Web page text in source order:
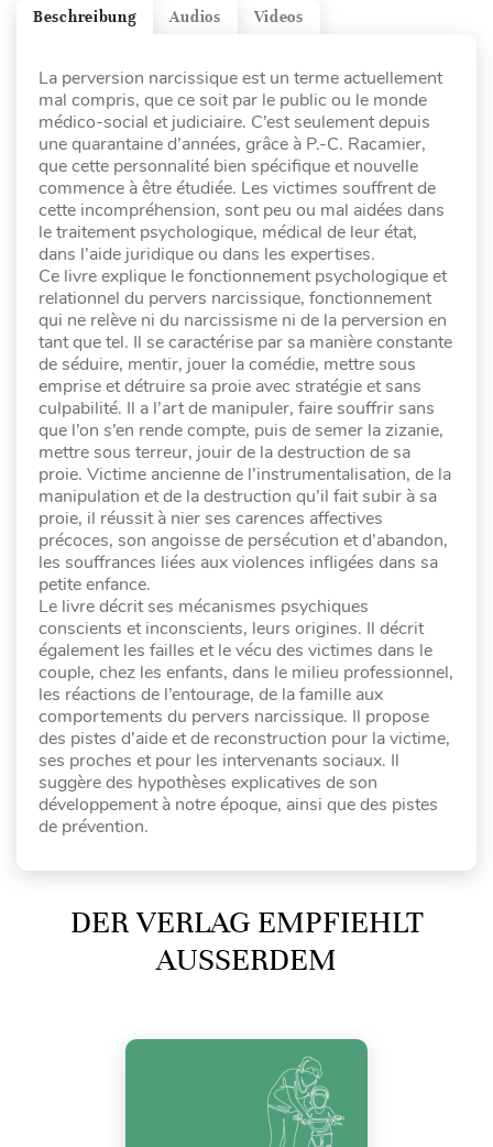
Videos
Audios
Beschreibung
La perversion narcissique est un terme actuellement
mal compris, que ce soit par le public ou le monde
médico-social et judiciaire. C’est seulement depuis
une quarantaine d’années, grâce à P.-C. Racamier,
que cette personnalité bien spécifique et nouvelle
commence à être étudiée. Les victimes souffrent de
cette incompréhension, sont peu ou mal aidées dans
le traitement psychologique, médical de leur état,
dans l’aide juridique ou dans les expertises.
Ce livre explique le fonctionnement psychologique et
relationnel du pervers narcissique, fonctionnement
qui ne relève ni du narcissisme ni de la perversion en
tant que tel. Il se caractérise par sa manière constante
de séduire, mentir, jouer la comédie, mettre sous
emprise et détruire sa proie avec stratégie et sans
culpabilité. Il a l’art de manipuler, faire souffrir sans
que l’on s’en rende compte, puis de semer la zizanie,
mettre sous terreur, jouir de la destruction de sa
proie. Victime ancienne de l’instrumentalisation, de la
manipulation et de la destruction qu’il fait subir à sa
proie, il réussit à nier ses carences affectives
précoces, son angoisse de persécution et d’abandon,
les souffrances liées aux violences infligées dans sa
petite enfance.
Le livre décrit ses mécanismes psychiques
conscients et inconscients, leurs origines. Il décrit
également les failles et le vécu des victimes dans le
couple, chez les enfants, dans le milieu professionnel,
les réactions de l’entourage, de la famille aux
comportements du pervers narcissique. Il propose
des pistes d’aide et de reconstruction pour la victime,
ses proches et pour les intervenants sociaux. Il
suggère des hypothèses explicatives de son
développement à notre époque, ainsi que des pistes
de prévention.
DER VERLAG EMPFIEHLT
AUSSERDEM